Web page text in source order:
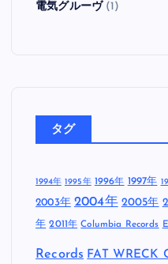
電気グルーヴ(1)
タグ
1994年 1995年 1996年 1997年
2003年 2004年 2005年
年 2011年 Columbia Records
Records FAT WRECK